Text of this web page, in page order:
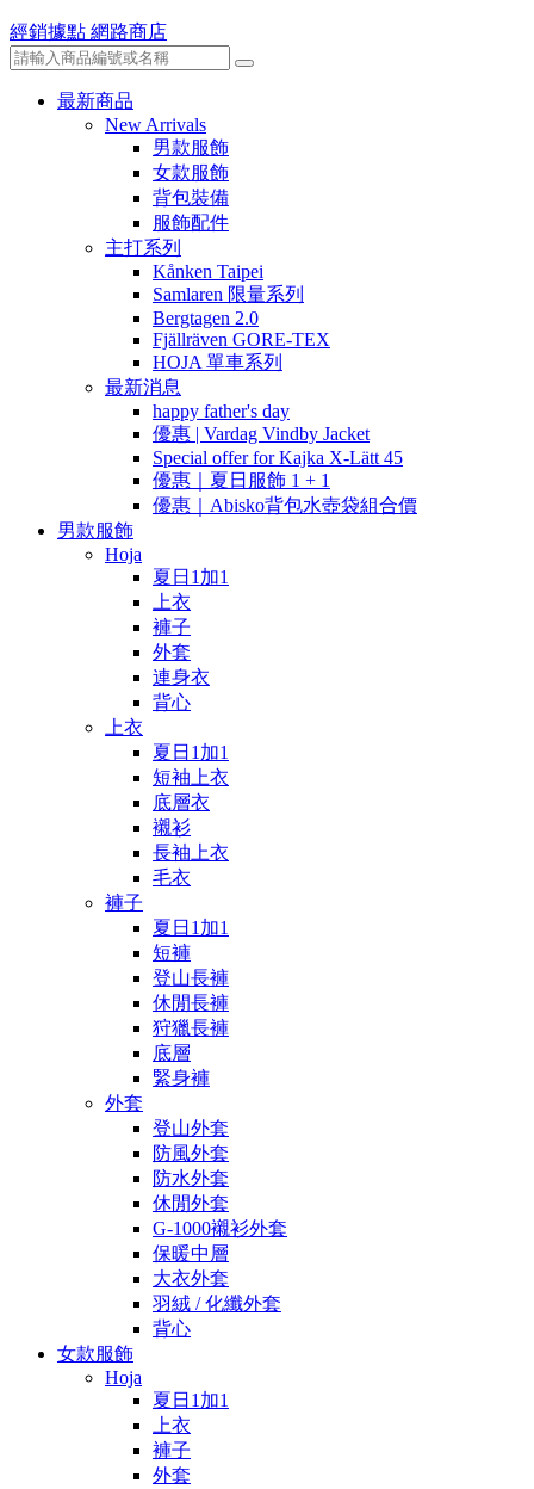
經銷據點 網路商店
最新商品
New Arrivals
男款服飾
女款服飾
背包裝備
服飾配件
主打系列
Kånken Taipei
Samlaren 限量系列
Bergtagen 2.0
Fjällräven GORE-TEX
HOJA 單車系列
最新消息
happy father's day
優惠 | Vardag Vindby Jacket
Special offer for Kajka X-Lätt 45
優惠｜夏日服飾 1 + 1
優惠｜Abisko背包水壺袋組合價
男款服飾
Hoja
夏日1加1
上衣
褲子
外套
連身衣
背心
上衣
夏日1加1
短袖上衣
底層衣
襯衫
長袖上衣
毛衣
褲子
夏日1加1
短褲
登山長褲
休閒長褲
狩獵長褲
底層
緊身褲
外套
登山外套
防風外套
防水外套
休閒外套
G-1000襯衫外套
保暖中層
大衣外套
羽絨 / 化纖外套
背心
女款服飾
Hoja
夏日1加1
上衣
褲子
外套